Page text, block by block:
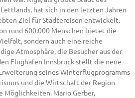
hat sich in den letzten Jahren
Ziel für Städtereisen entwickelt.
rund 600.000 Menschen bietet die
sondern auch eine reiche
Atmosphäre, die Besucher aus der
Flughafen Innsbruck stellt die neue
seines Winterflugprogramms
und die Wirtschaft der Region
Möglichkeiten. Mario Gerber,